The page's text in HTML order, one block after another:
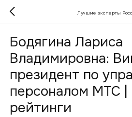
Лучшие эксперты
Бодягина Лариса
Владимировна:
президент по
персоналом МТС |
рейтинги